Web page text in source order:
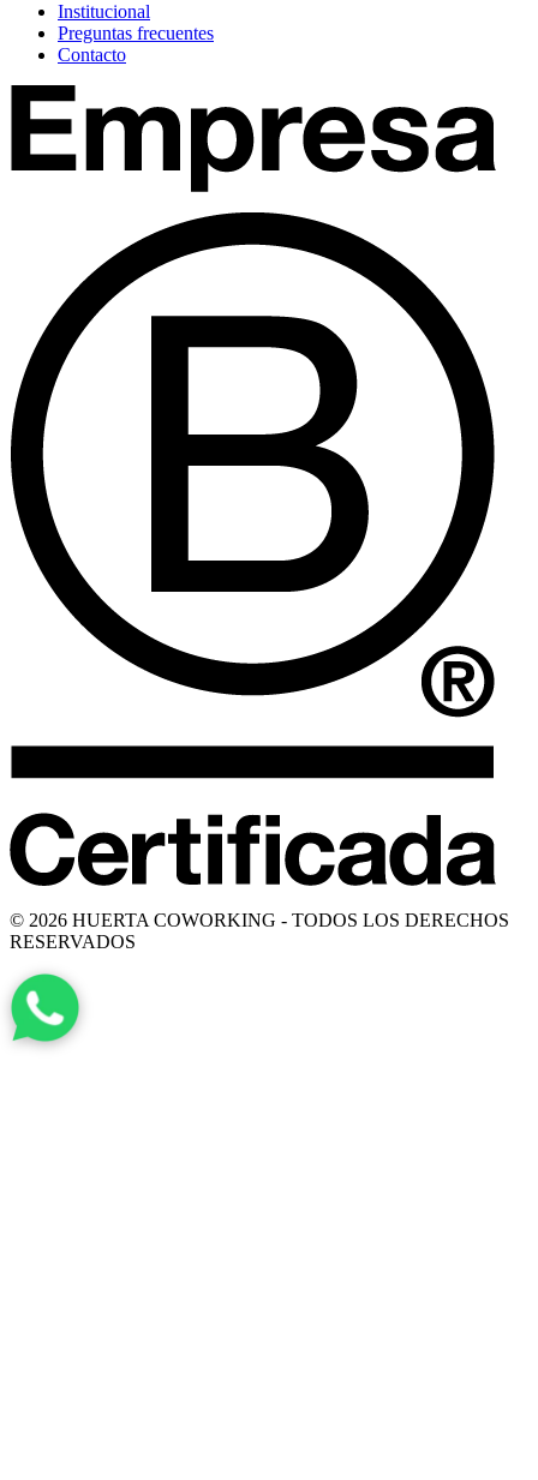
Institucional
Preguntas frecuentes
Contacto
© 2026 HUERTA COWORKING - TODOS LOS DERECHOS
RESERVADOS